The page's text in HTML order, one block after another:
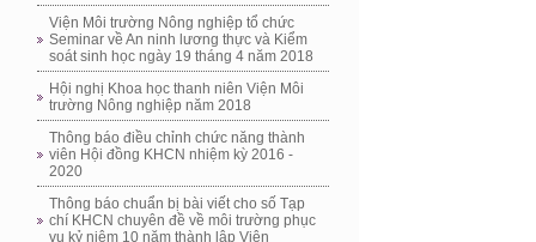
Viện Môi trường Nông nghiệp tổ chức
Seminar về An ninh lương thực và Kiểm
soát sinh học ngày 19 tháng 4 năm 2018
Hội nghị Khoa học thanh niên Viện Môi
trường Nông nghiệp năm 2018
Thông báo điều chỉnh chức năng thành
viên Hội đồng KHCN nhiệm kỳ 2016 -
2020
Thông báo chuẩn bị bài viết cho số Tạp
chí KHCN chuyên đề về môi trường phục
vụ kỷ niệm 10 năm thành lập Viện